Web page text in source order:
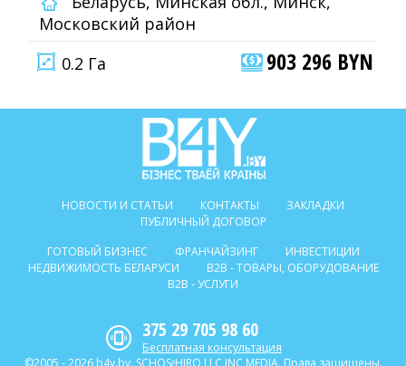
Московский район
0.2 Га
903 296 BYN
НОВОСТИ И СТАТЬИ КОНТАКТЫ
ЗАКЛАДКИ
ПУБЛИЧНЫЙ ДОГОВОР
ГОТОВЫЙ БИЗНЕС
ФРАНЧАЙЗИНГ
ИНВЕСТИЦИИ
НЕДВИЖИМОСТЬ БЕЛАРУСИ
B2B - ТОВАРЫ, ОБОРУДОВАНИЕ
B2B - УСЛУГИ
375 29 705 98 60
Бесплатная консультация
©2005 - 2026 b4y.by. SCHOSᶳHIRO LLC INC MEDIA. Права защищены.